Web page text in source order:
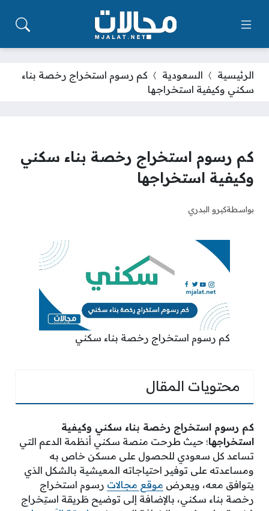
الرئيسية السعودية
كم رسوم استخراج رخصة بناء
سكني وكيفية استخراجها
كم رسوم استخراج رخصة بناء سكني
وكيفية استخراجها
بواسطةكيرو البدري
كم رسوم استخراج رخصة بناء سكني
محتويات المقال
كم رسوم استخراج رخصة بناء سكني وكيفية
استخراجها؛ حيث طرحت منصة سكني أنظمة الدعم التي
تساعد كل سعودي للحصول على مسكن خاص به
ومساعدته على توفير احتياجاته المعيشية بالشكل الذي
يتوافق معه، ويعرض موقع مجالات رسوم استخراج
رخصة بناء سكني، بالإضافة إلى توضيح طَريقة استِخراج